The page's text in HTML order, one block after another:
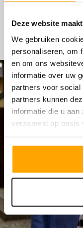
Deze website
We gebruiken
personaliseren, om
en om ons
informatie over uw
partners voor
partners kunnen
informatie die u
verzameld op basis